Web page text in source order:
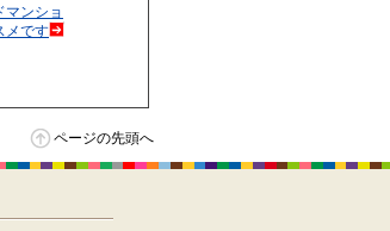
マンショ
メです
ページの先頭へ